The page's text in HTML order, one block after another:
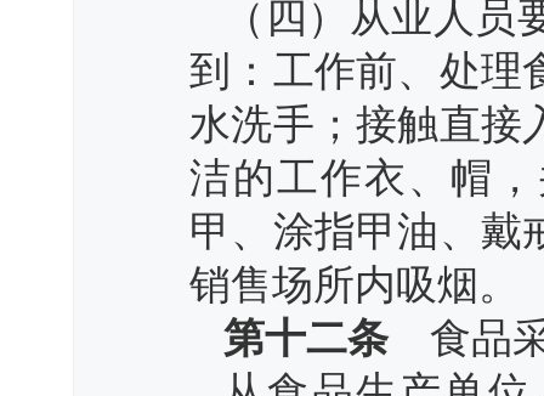
（四）从业人
到：工作前、处理
水洗手；接触直接
洁的工作衣、帽
甲、涂指甲油、戴
销售场所内吸烟。
第十二条食品